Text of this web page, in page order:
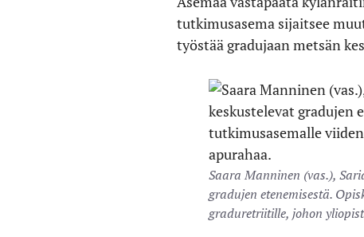
tutkimusasema sijaitsee
työstää gradujaan metsän
Saara Manninen (vas.),
gradujen etenemisestä.
graduretriitille, johon